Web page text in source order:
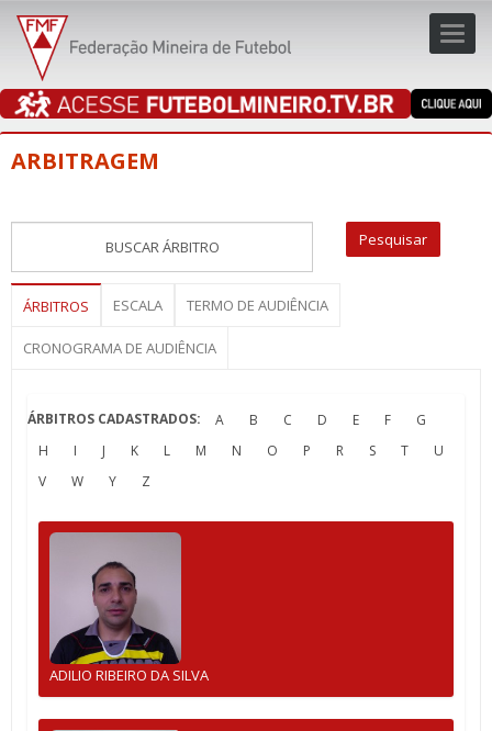
ARBITRAGEM
ÁRBITROS ESCALA TERMO DE AUDIÊNCIA
CRONOGRAMA DE AUDIÊNCIA
ÁRBITROS CADASTRADOS: A B C D E F
G
H
I J K L M N O P R S T
U
V
W Y Z
ADILIO RIBEIRO DA SILVA